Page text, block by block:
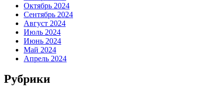
Октябрь 2024
Сентябрь 2024
Август 2024
Июль 2024
Июнь 2024
Май 2024
Апрель 2024
Рубрики